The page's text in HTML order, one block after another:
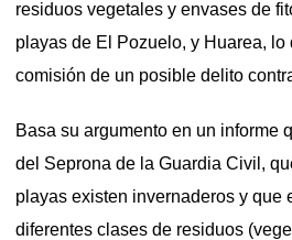
residuos vegetales y envases de
playas de El Pozuelo, y Huarea, lo
comisión de un posible delito
Basa su argumento en un informe
del Seprona de la Guardia Civil,
playas existen invernaderos y que
diferentes clases de residuos